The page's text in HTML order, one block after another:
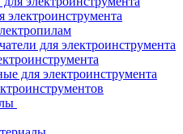
электроинструмента
для электроинструмента
для электроинструмента